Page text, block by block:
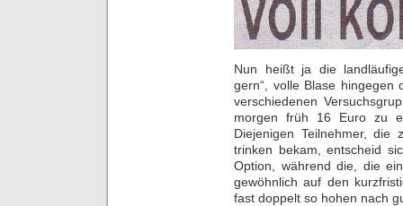
Nun heißt ja die
gern“, volle Blase hingegen
verschiedenen
morgen früh 16 Euro zu
Diejenigen Teilnehmer,
trinken bekam, entscheid
Option, während die, die
gewöhnlich auf den
fast doppelt so hohen nach